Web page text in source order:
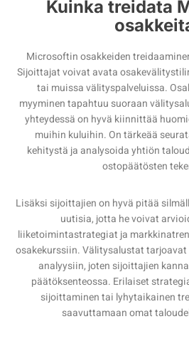
Kuinka treidata
Microsoftin osakkeiden
Sijoittajat voivat avata
tai muissa välityspalveluissa.
myyminen tapahtuu suoraan
yhteydessä on hyvä kiinnittää
muihin kuluihin. On tärkeää
kehitystä ja analysoida yhtiön
ostopäätösten
Lisäksi sijoittajien on hyvä pitää
uutisia, jotta he voivat
liiketoimintastrategiat ja
osakekurssiin. Välitysalustat
analyysiin, joten sijoittajien
päätöksenteossa. Erilaiset
sijoittaminen tai lyhytaikainen
saavuttamaan omat